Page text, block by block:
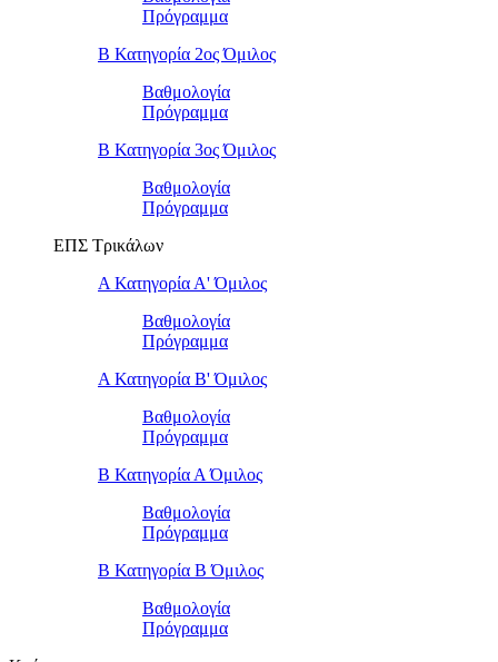
Πρόγραμμα
Β Κατηγορία 2ος Όμιλος
Βαθμολογία
Πρόγραμμα
Β Κατηγορία 3ος Όμιλος
Βαθμολογία
Πρόγραμμα
ΕΠΣ Τρικάλων
Α Κατηγορία Α' Όμιλος
Βαθμολογία
Πρόγραμμα
Α Κατηγορία Β' Όμιλος
Βαθμολογία
Πρόγραμμα
Β Κατηγορία Α Όμιλος
Βαθμολογία
Πρόγραμμα
Β Κατηγορία Β Όμιλος
Βαθμολογία
Πρόγραμμα